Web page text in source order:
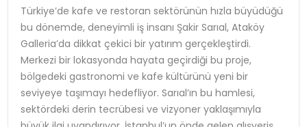
SPOR
TEKNOLOJI
YAŞAM
Türkiye’de kafe ve restoran sektörünün hızla büyüdüğü
bu dönemde, deneyimli iş insanı Şakir Sarıal, Ataköy
Galleria’da dikkat çekici bir yatırım gerçekleştirdi.
Merkezi bir lokasyonda hayata geçirdiği bu proje,
bölgedeki gastronomi ve kafe kültürünü yeni bir
seviyeye taşımayı hedefliyor. Sarıal’ın bu hamlesi,
sektördeki derin tecrübesi ve vizyoner yaklaşımıyla